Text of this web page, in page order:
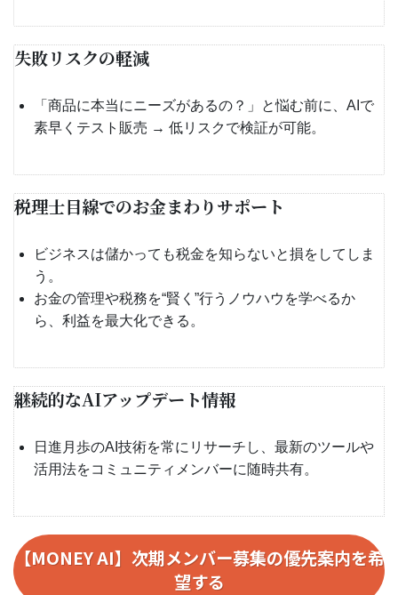
失敗リスクの軽減
「商品に本当にニーズがあるの？」と悩む前に、AIで
素早くテスト販売 → 低リスクで検証が可能。
税理士目線でのお金まわりサポート
ビジネスは儲かっても税金を知らないと損をしてしま
う。
お金の管理や税務を“賢く”行うノウハウを学べるか
ら、利益を最大化できる。
継続的なAIアップデート情報
日進月歩のAI技術を常にリサーチし、最新のツールや
活用法をコミュニティメンバーに随時共有。
【MONEY AI】次期メンバー募集の優先案内を希
望する